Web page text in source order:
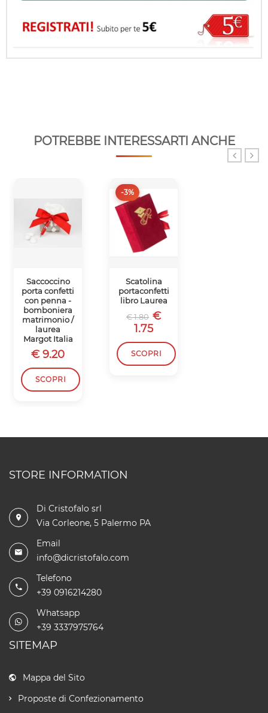
POTREBBE INTERESSARTI ANCHE
Saccoccino
porta confetti
con penna -
bomboniera
matrimonio /
laurea
Margot Italia
€ 9.20
SCOPRI
-3%
Scatolina
portaconfetti
libro Laurea
€ 1.80 €
1.75
SCOPRI
STORE INFORMATION
Di Cristofalo srl
Via Corleone, 5 Palermo PA
Email
info@dicristofalo.com
Telefono
+39 0916214280
Whatsapp
+39 3337975764
SITEMAP
Mappa del Sito
Proposte di Confezionamento